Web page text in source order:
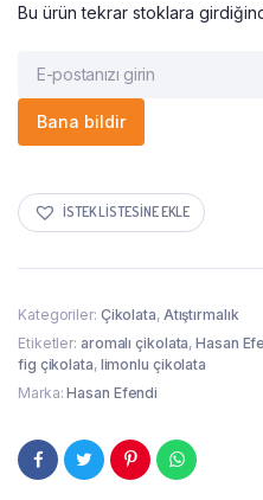
Bu ürün tekrar stoklara
Bana bildir
İSTEK LISTESINE EKLE
Kategoriler: Çikolata, Atıştırmalık
Etiketler: aromalı çikolata,Hasan
fig çikolata, limonlu çikolata
Marka:Hasan Efendi